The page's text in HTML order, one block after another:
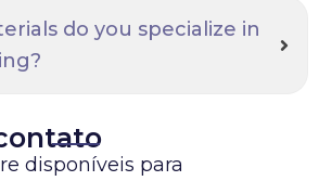
do you specialize in
disponíveis para